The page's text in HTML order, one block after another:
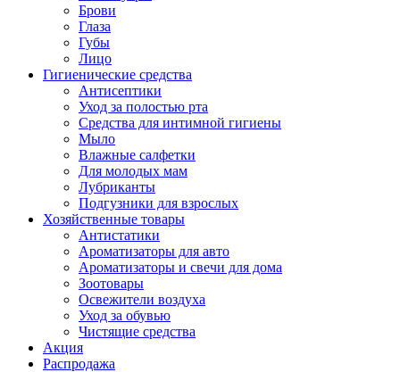
Брови
Глаза
Губы
Лицо
Гигиенические средства
Антисептики
Уход за полостью рта
Средства для интимной гигиены
Мыло
Влажные салфетки
Для молодых мам
Лубриканты
Подгузники для взрослых
Хозяйственные товары
Антистатики
Ароматизаторы для авто
Ароматизаторы и свечи для дома
Зоотовары
Освежители воздуха
Уход за обувью
Чистящие средства
Акция
Распродажа